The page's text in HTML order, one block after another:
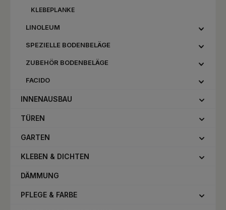
KLEBEPLANKE
LINOLEUM
SPEZIELLE BODENBELÄGE
ZUBEHÖR BODENBELÄGE
FACIDO
INNENAUSBAU
TÜREN
GARTEN
KLEBEN & DICHTEN
DÄMMUNG
PFLEGE & FARBE